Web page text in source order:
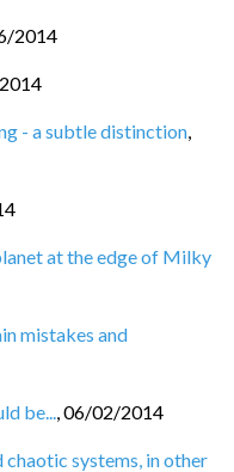
2014
- a subtle distinction,
at the edge of Milky
mistakes and
be...,06/02/2014
systems, in other